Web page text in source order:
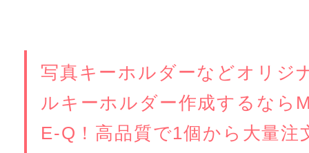
写真キーホルダーなどオリジ
ルキーホルダー作成するなら
E-Q！高品質で1個から大量注